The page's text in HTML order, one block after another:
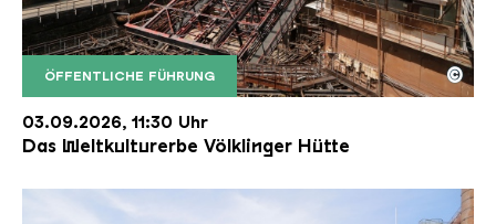
ÖFFENTLICHE FÜHRUNG
Der Erzschrägaufzug der Völklinger Hütte mit
Copyright: Weltkulturerbe Völklinger Hütte | Karl
©
03.09.2026, 11:30 Uhr
Das Weltkulturerbe Völklinger Hütte